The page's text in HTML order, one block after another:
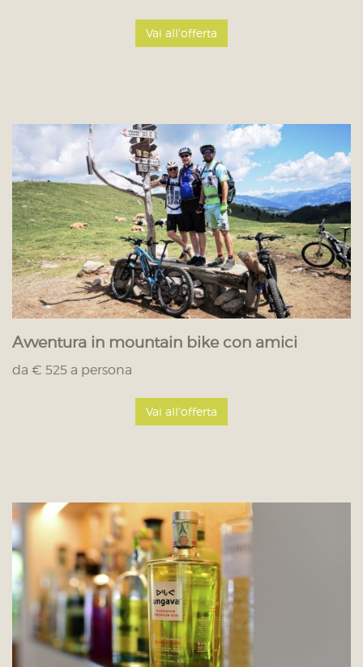
Vai all'offerta
Avventura in mountain bike con amici
da € 525 a persona
Vai all'offerta